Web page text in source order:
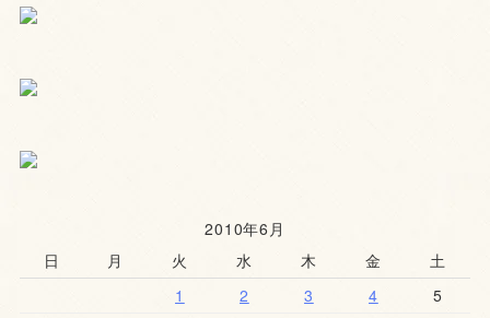
2010年6月
日
月 火 水 木 金
土
1
2 3 4
5